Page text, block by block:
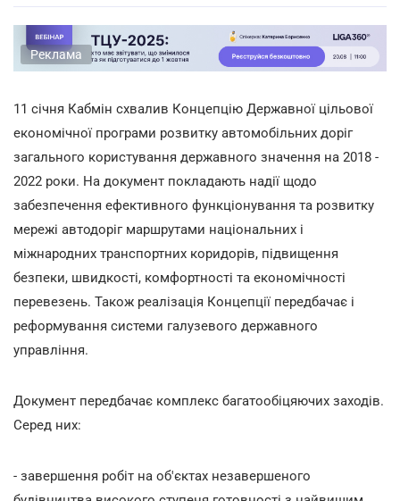
Реклама
11 січня Кабмін схвалив Концепцію Державної цільової
економічної програми розвитку автомобільних доріг
загального користування державного значення на 2018 -
2022 роки. На документ покладають надії щодо
забезпечення ефективного функціонування та розвитку
мережі автодоріг маршрутами національних і
міжнародних транспортних коридорів, підвищення
безпеки, швидкості, комфортності та економічності
перевезень. Також реалізація Концепції передбачає і
реформування системи галузевого державного
управління.
Документ передбачає комплекс багатообіцяючих заходів.
Серед них:
- завершення робіт на об'єктах незавершеного